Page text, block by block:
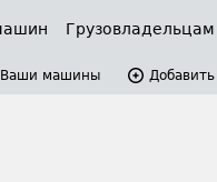
Грузовладельцам
Ваши машины